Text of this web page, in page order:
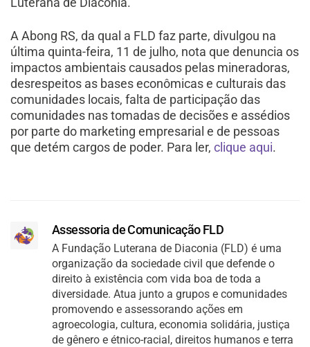
A Abong RS, da qual a FLD faz parte, divulgou na
última quinta-feira, 11 de julho, nota que denuncia os
impactos ambientais causados pelas mineradoras,
desrespeitos as bases econômicas e culturais das
comunidades locais, falta de participação das
comunidades nas tomadas de decisões e assédios
por parte do marketing empresarial e de pessoas
que detém cargos de poder. Para ler,clique aqui.
Assessoria de Comunicação FLD
A Fundação Luterana de Diaconia (FLD) é uma
organização da sociedade civil que defende o
direito à existência com vida boa de toda a
diversidade. Atua junto a grupos e comunidades
promovendo e assessorando ações em
agroecologia, cultura, economia solidária, justiça
de gênero e étnico-racial, direitos humanos e terra